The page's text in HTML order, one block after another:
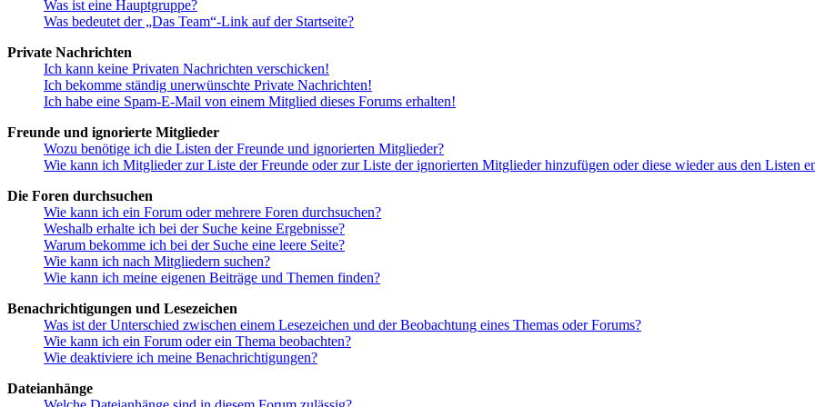
Was ist eine Hauptgruppe?
Was bedeutet der „Das Team“-Link auf der Startseite?
Private Nachrichten
Ich kann keine Privaten Nachrichten verschicken!
Ich bekomme ständig unerwünschte Private Nachrichten!
Ich habe eine Spam-E-Mail von einem Mitglied dieses Forums erhalten!
Freunde und ignorierte Mitglieder
Wozu benötige ich die Listen der Freunde und ignorierten Mitglieder?
Wie kann ich Mitglieder zur Liste der Freunde oder zur Liste der ignorierten Mitglieder hinzufügen oder diese wieder aus den Listen
Die Foren durchsuchen
Wie kann ich ein Forum oder mehrere Foren durchsuchen?
Weshalb erhalte ich bei der Suche keine Ergebnisse?
Warum bekomme ich bei der Suche eine leere Seite?
Wie kann ich nach Mitgliedern suchen?
Wie kann ich meine eigenen Beiträge und Themen finden?
Benachrichtigungen und Lesezeichen
Was ist der Unterschied zwischen einem Lesezeichen und der Beobachtung eines Themas oder Forums?
Wie kann ich ein Forum oder ein Thema beobachten?
Wie deaktiviere ich meine Benachrichtigungen?
Dateianhänge